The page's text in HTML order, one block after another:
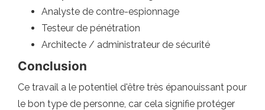
Analyste de contre-espionnage
Testeur de pénétration
Architecte / administrateur de sécurité
Conclusion
Ce travail a le potentiel d'être très épanouissant pour
le bon type de personne, car cela signifie protéger